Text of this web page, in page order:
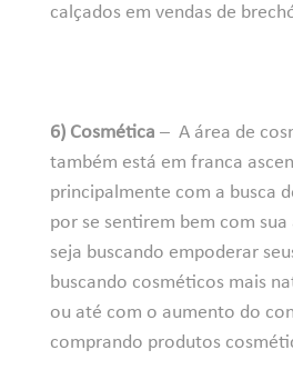
calçados em vendas de
6) Cosmética – A área de
também está em franca
principalmente com a busca
por se sentirem bem com
seja buscando empoderar
buscando cosméticos mais
ou até com o aumento do
comprando produtos